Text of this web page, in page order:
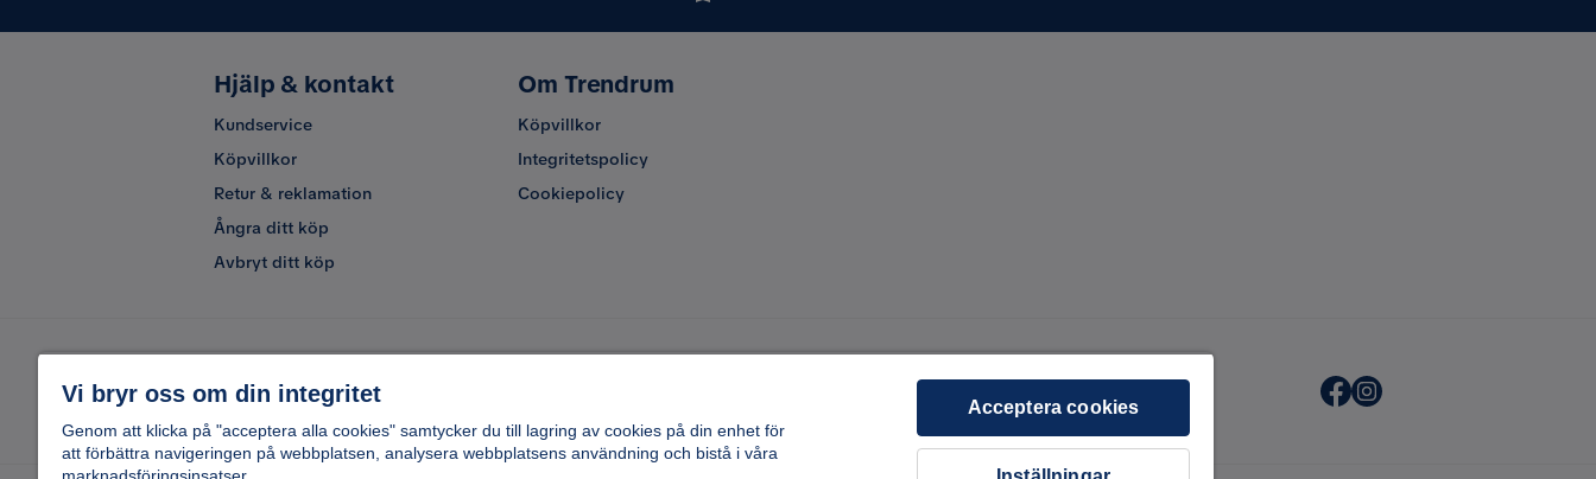
Hjälp & kontakt
Kundservice
Köpvillkor
Retur & reklamation
Ångra ditt köp
Avbryt ditt köp
Om Trendrum
Köpvillkor
Integritetspolicy
Cookiepolicy
Vi bryr oss om din integritet
Genom att klicka på "acceptera alla cookies" samtycker du till lagring av cookies på din enhet för
att förbättra navigeringen på webbplatsen, analysera webbplatsens användning och bistå i våra
Acceptera cookies